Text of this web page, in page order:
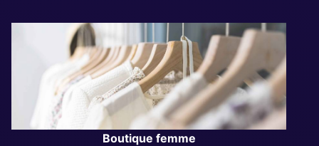
Boutique femme